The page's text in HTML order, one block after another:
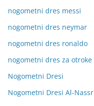
nogometni dres messi
nogometni dres neymar
nogometni dres ronaldo
nogometni dres za otroke
Nogometni Dresi
Nogometni Dresi Al-Nassr